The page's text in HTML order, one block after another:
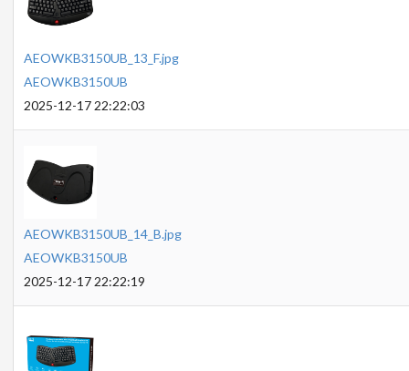
AEOWKB3150UB_13_F.jpg
AEOWKB3150UB
2025-12-17 22:22:03
AEOWKB3150UB_14_B.jpg
AEOWKB3150UB
2025-12-17 22:22:19